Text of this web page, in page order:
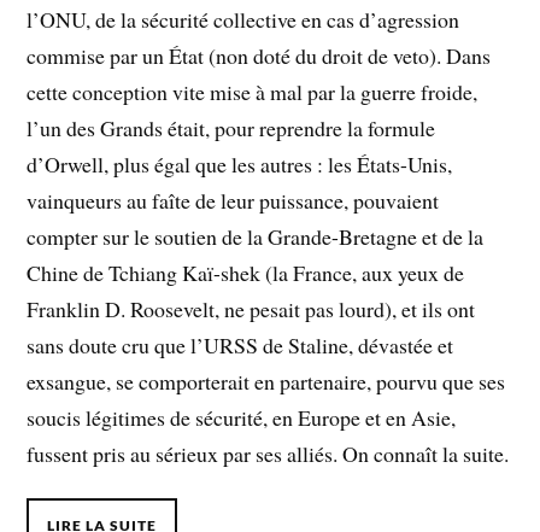
l’ONU, de la sécurité collective en cas d’agression
commise par un État (non doté du droit de veto). Dans
cette conception vite mise à mal par la guerre froide,
l’un des Grands était, pour reprendre la formule
d’Orwell, plus égal que les autres : les États-Unis,
vainqueurs au faîte de leur puissance, pouvaient
compter sur le soutien de la Grande-Bretagne et de la
Chine de Tchiang Kaï-shek (la France, aux yeux de
Franklin D. Roosevelt, ne pesait pas lourd), et ils ont
sans doute cru que l’URSS de Staline, dévastée et
exsangue, se comporterait en partenaire, pourvu que ses
soucis légitimes de sécurité, en Europe et en Asie,
fussent pris au sérieux par ses alliés. On connaît la suite.
LIRE LA SUITE